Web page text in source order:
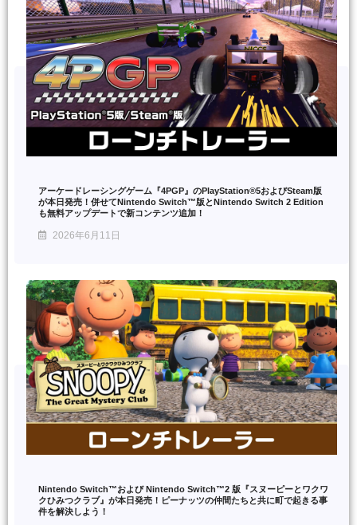
アーケードレーシングゲーム『4PGP』のPlayStation®5およびSteam版
が本日発売！併せてNintendo Switch™版とNintendo Switch 2 Edition
も無料アップデートで新コンテンツ追加！
2026年6月11日
Nintendo Switch™および Nintendo Switch™2 版『スヌーピーとワクワ
クひみつクラブ』が本日発売！ピーナッツの仲間たちと共に町で起きる事
件を解決しよう！